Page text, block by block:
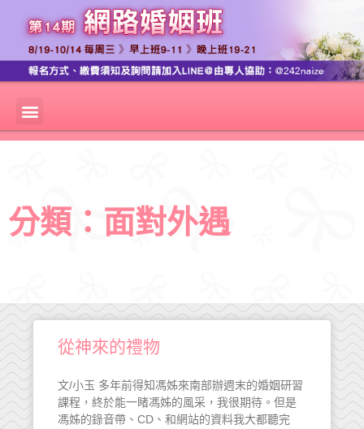
分類：面對外遇
從神來的禮物
文/小玉 多年前得知馮姊來南部辦週末的婚姻研習
課程，終於能一睹馮姊的風采，我很期待。但是
馮姊的錄音帶、CD、和網站的資料我大都聽完